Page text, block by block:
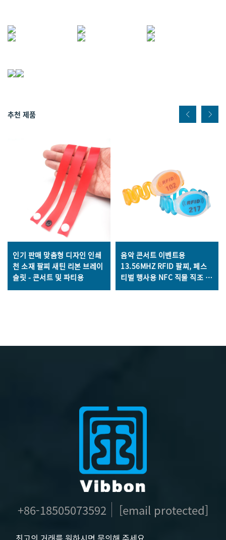
추천 제품
인기 판매 맞춤형 디자인 인쇄
천 소재 팔찌 새틴 리본 브레이
슬릿 - 콘서트 및 파티용
음악 콘서트 이벤트용
13.56MHZ RFID 팔찌, 페스
티벌 행사용 NFC 직물 직조 팔
찌
+86-18505073592 [email protected]